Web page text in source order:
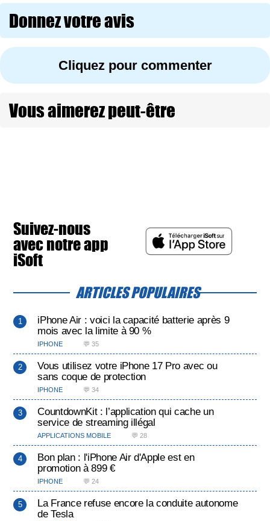
Donnez votre avis
Cliquez pour commenter
Vous aimerez peut-être
Suivez-nous
avec notre app
iSoft
ARTICLES POPULAIRES
iPhone Air : voici la capacité batterie après 9
mois avec la limite à 90 %
IPHONE 💬 35
Vous utilisez votre iPhone 17 Pro avec ou
sans coque de protection
IPHONE 💬 34
CountdownKit : l’application qui cache un
service de streaming illégal
APPLICATIONS MOBILE 💬 28
Bon plan : l'iPhone Air d'Apple est en
promotion à 899 €
IPHONE 💬 24
La France refuse encore la conduite autonome
de Tesla